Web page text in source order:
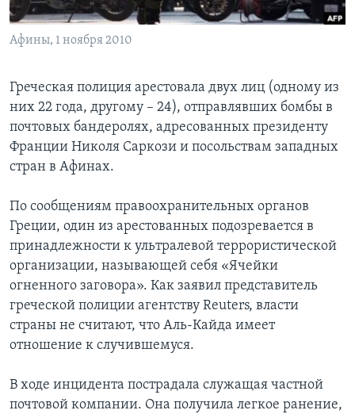
Learning English
Языки
Афины, 1 ноября 2010
Греческая полиция арестовала двух лиц (одному из
них 22 года, другому – 24), отправлявших бомбы в
почтовых бандеролях, адресованных президенту
Франции Николя Саркози и посольствам западных
стран в Афинах.
По сообщениям правоохранительных органов
Греции, один из арестованных подозревается в
принадлежности к ультралевой террористической
организации, называющей себя «Ячейки
огненного заговора». Как заявил представитель
греческой полиции агентству Reuters, власти
страны не считают, что Аль-Кайда имеет
отношение к случившемуся.
В ходе инцидента пострадала служащая частной
почтовой компании. Она получила легкое ранение,